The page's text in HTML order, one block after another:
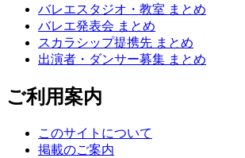
バレエスタジオ・教室 まとめ
バレエ発表会 まとめ
スカラシップ提携先 まとめ
出演者・ダンサー募集 まとめ
ご利用案内
このサイトについて
掲載のご案内